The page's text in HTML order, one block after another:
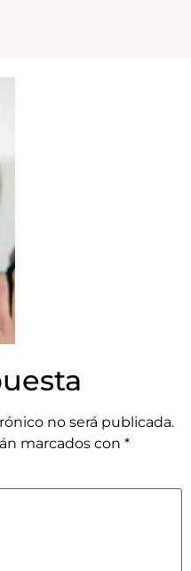
no será publicada.
marcados con *